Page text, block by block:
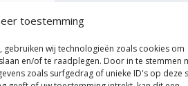
toestemming
wij technologieën zoals cookies om
en/of te raadplegen. Door in te stemmen
zoals surfgedrag of unieke ID's op deze
Start je
E-mail inleveren, korting
Naam